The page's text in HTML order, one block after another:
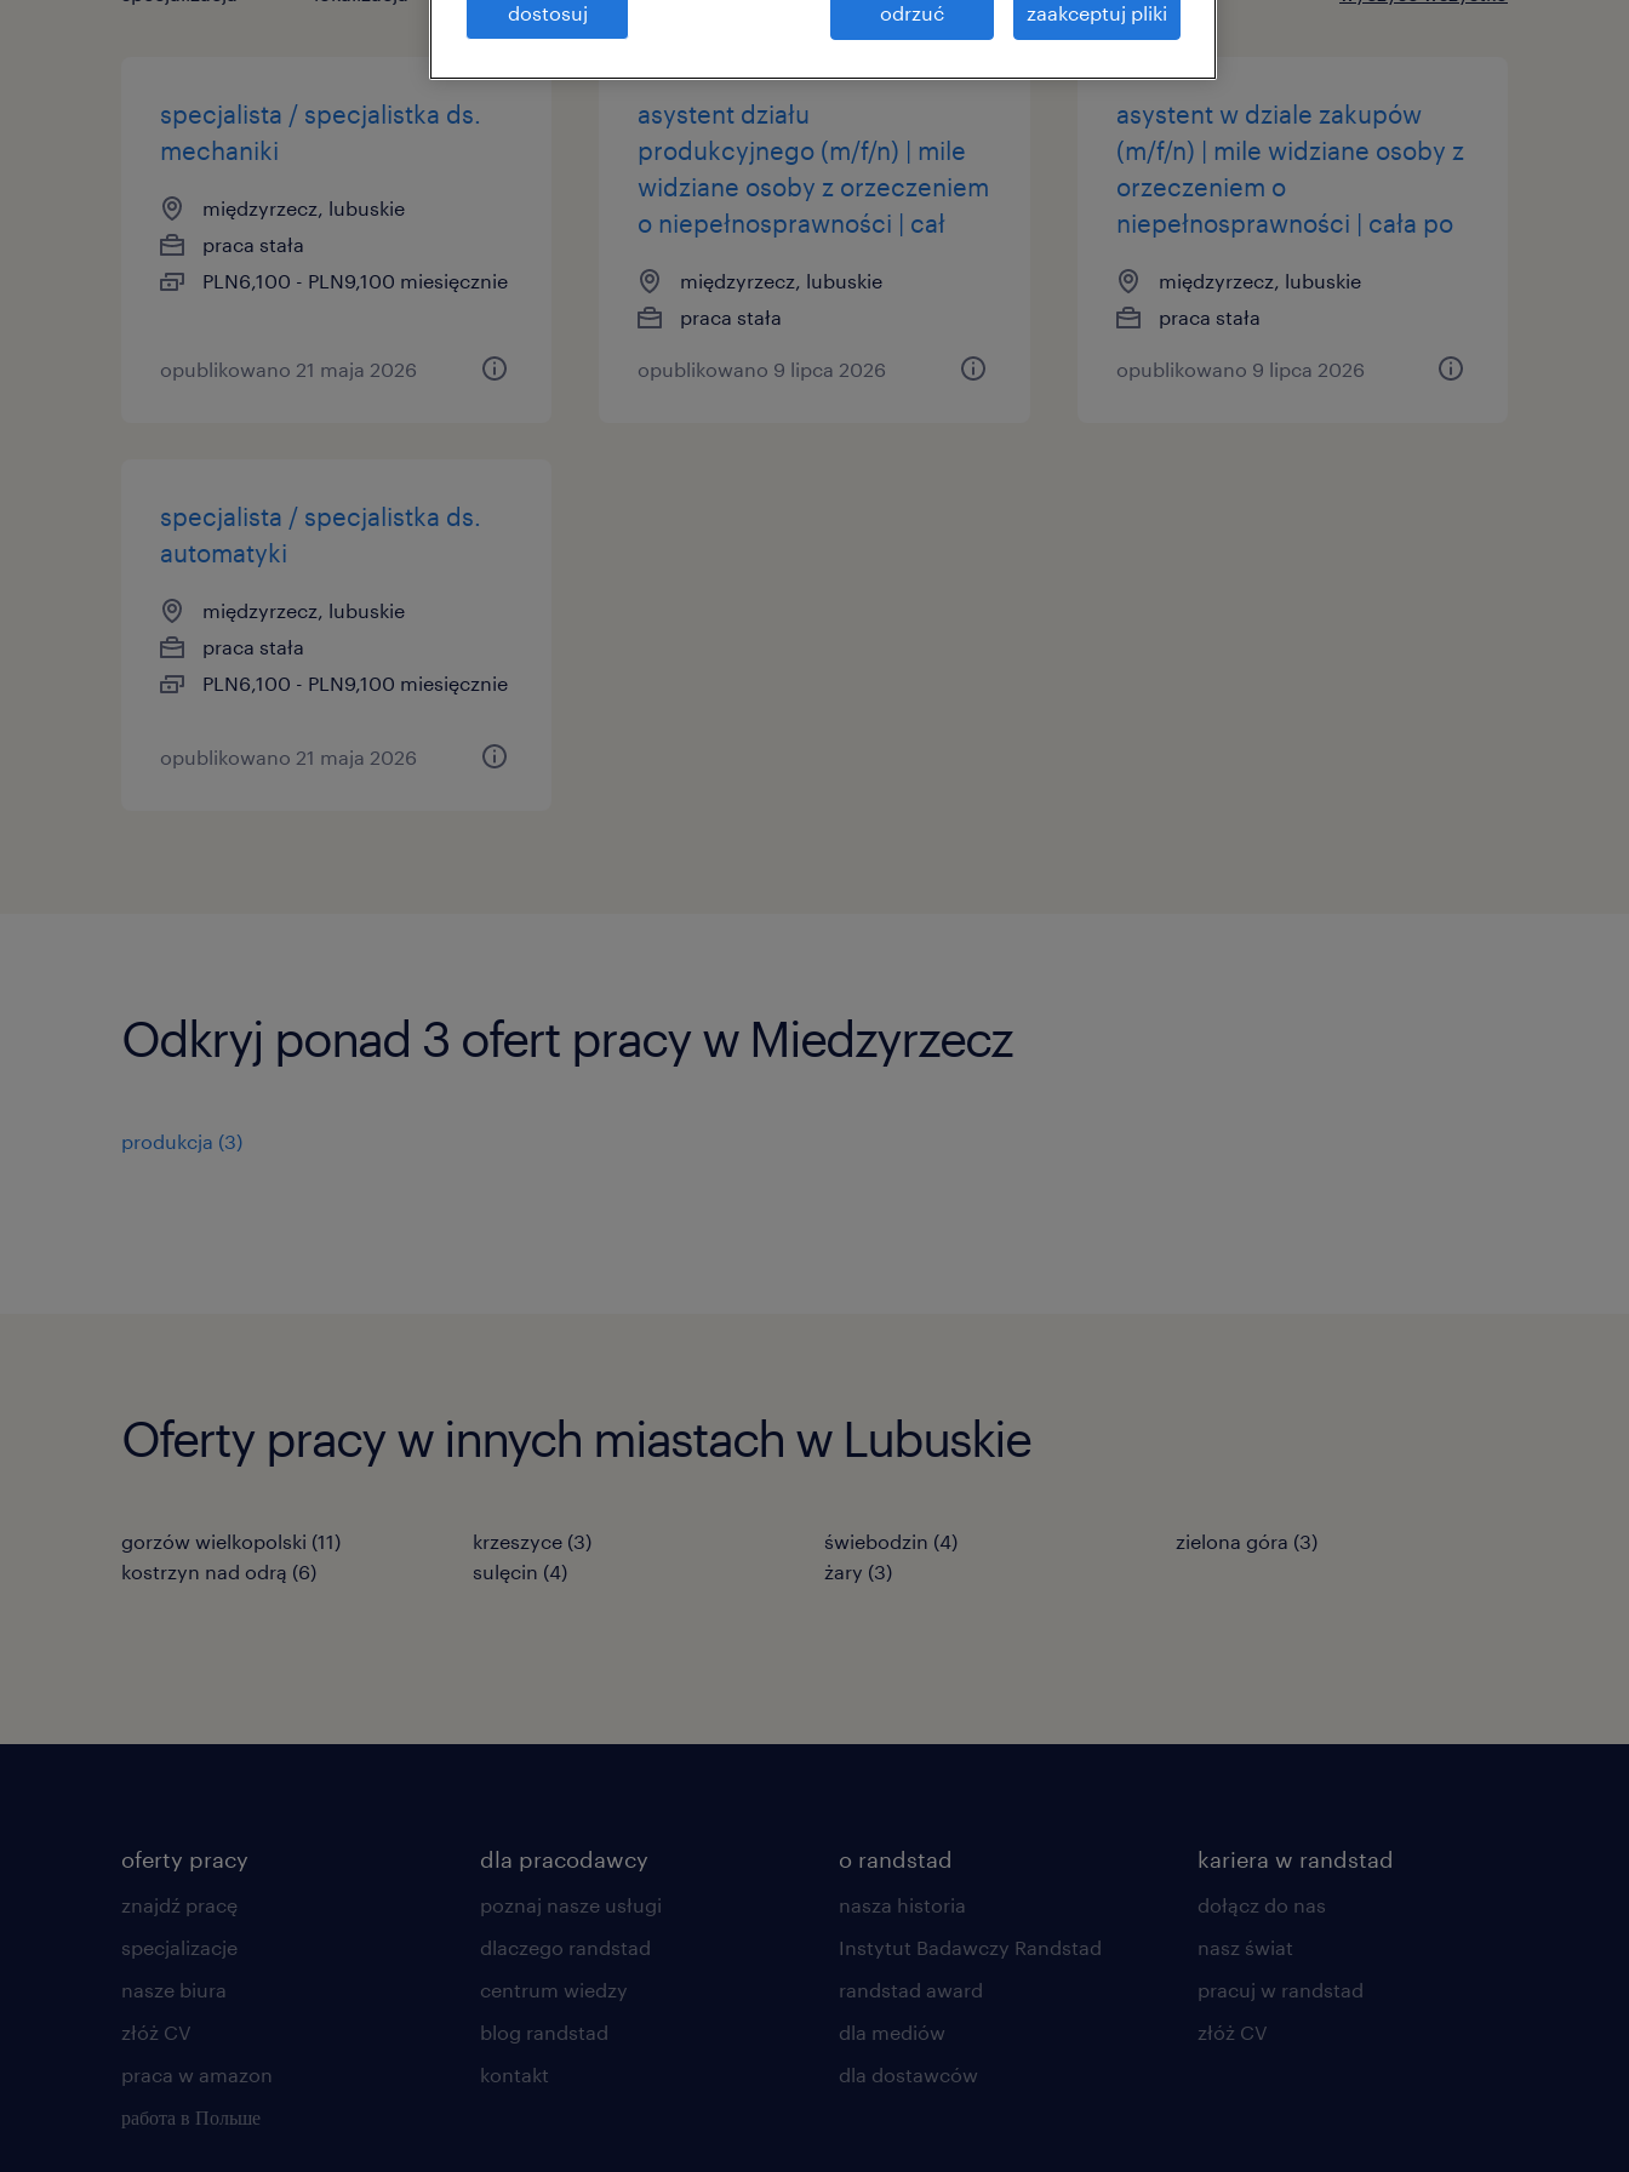
specjalista / specjalistka ds.
mechaniki
międzyrzecz, lubuskie
praca stała
PLN6,100 - PLN9,100 miesięcznie
opublikowano 21 maja 2026
asystent działu
produkcyjnego (m/f/n) | mile
widziane osoby z orzeczeniem
o niepełnosprawności | cał
międzyrzecz, lubuskie
praca stała
opublikowano 9 lipca 2026
asystent w dziale zakupów
(m/f/n) | mile widziane osoby z
orzeczeniem o
niepełnosprawności | cała po
międzyrzecz, lubuskie
praca stała
opublikowano 9 lipca 2026
specjalista / specjalistka ds.
automatyki
międzyrzecz, lubuskie
praca stała
PLN6,100 - PLN9,100 miesięcznie
opublikowano 21 maja 2026
Odkryj ponad 3 ofert pracy w Miedzyrzecz
produkcja (3)
Oferty pracy w innych miastach w Lubuskie
gorzów wielkopolski (11)
kostrzyn nad odrą (6)
krzeszyce (3)
sulęcin (4)
świebodzin (4)
żary (3)
zielona góra (3)
oferty pracy
znajdź pracę
specjalizacje
nasze biura
złóż CV
praca w amazon
работа в Польше
dla pracodawcy
poznaj nasze usługi
dlaczego randstad
centrum wiedzy
blog randstad
kontakt
o randstad
nasza historia
Instytut Badawczy Randstad
randstad award
dla mediów
dla dostawców
kariera w randstad
dołącz do nas
nasz świat
pracuj w randstad
złóż CV
dostosuj odrzuć zaakceptuj pliki